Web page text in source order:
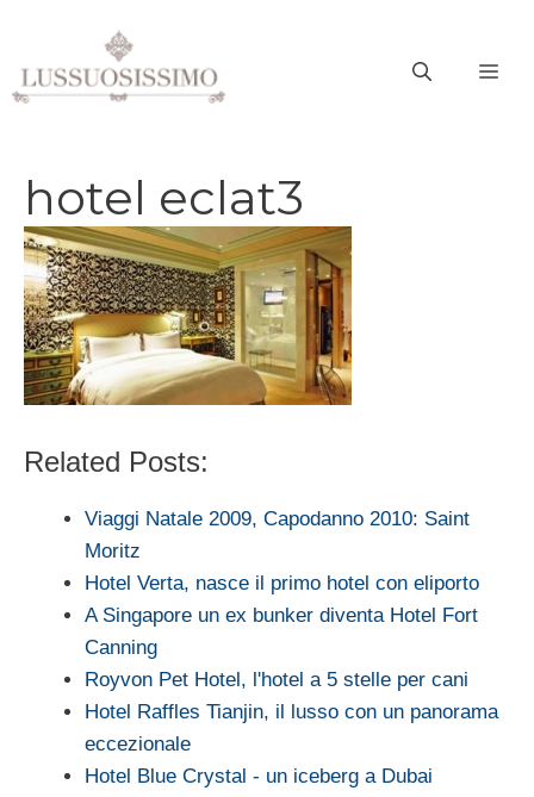
contenuto
hotel eclat3
Related Posts:
Viaggi Natale 2009, Capodanno 2010: Saint
Moritz
Hotel Verta, nasce il primo hotel con eliporto
A Singapore un ex bunker diventa Hotel Fort
Canning
Royvon Pet Hotel, l'hotel a 5 stelle per cani
Hotel Raffles Tianjin, il lusso con un panorama
eccezionale
Hotel Blue Crystal - un iceberg a Dubai